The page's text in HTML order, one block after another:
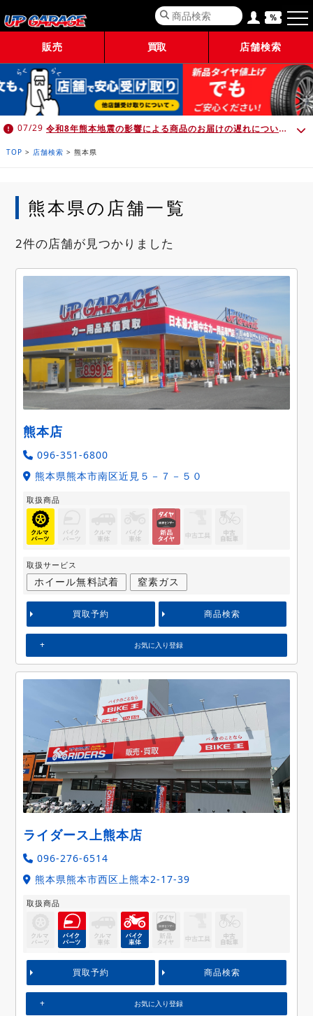
販売 買取 店舗検索
07/29 令和8年熊本地震の影響による商品のお届けの遅れについて （7月30日 10:00時点）
TOP > 店舗検索 > 熊本県
熊本県の店舗一覧
2件の店舗が見つかりました
熊本店
096-351-6800
熊本県熊本市南区近見５－７－５０
取扱商品
取扱サービス
ホイール無料試着 窒素ガス
買取予約 商品検索
お気に入り登録
ライダース上熊本店
096-276-6514
熊本県熊本市西区上熊本2-17-39
取扱商品
買取予約 商品検索
お気に入り登録